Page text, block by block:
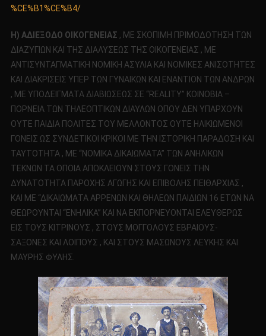
%CE%B1%CE%B4/
Η) ΑΔΙΕΞΟΔΟ ΟΙΚΟΓΕΝΕΙΑΣ , ΜΕ ΣΚΟΠΙΜΗ ΠΡΙΜΟΔΟΤΗΣΗ ΤΩΝ
ΔΙΑΖΥΓΙΩΝ ΚΑΙ ΤΗΣ ΔΙΑΛΥΣΕΩΣ ΤΗΣ ΟΙΚΟΓΕΝΕΙΑΣ , ΜΕ
ΑΝΤΙΣΥΝΤΑΓΜΑΤΙΚΗ ΝΟΜΙΚΗ ΑΣΥΛΙΑ ΚΑΙ ΝΟΜΙΚΕΣ ΑΝΙΣΟΤΗΤΕΣ
ΚΑΙ ΔΙΑΚΡΙΣΕΙΣ ΥΠΕΡ ΤΩΝ ΓΥΝΑΙΚΩΝ ΚΑΙ ΕΝΑΝΤΙΟΝ ΤΩΝ ΑΝΔΡΩΝ
, ΜΕ ΥΠΟΔΕΙΓΜΑΤΑ ΔΙΑΒΙΩΣΕΩΣ ΣΕ “REALITY” ΚΟΙΝΟΒΙΑ –
ΠΟΡΝΕΙΑ ΤΩΝ ΤΗΛΕΟΠΤΙΚΩΝ ΔΙΑΥΛΩΝ ΟΠΟΥ ΔΕΝ ΥΠΑΡΧΟΥΝ
ΟΥΤΕ ΠΑΙΔΙΑ ΠΟΛΙΤΕΣ ΤΟΥ ΜΕΛΛΟΝΤΟΣ ΟΥΤΕ ΗΛΙΚΙΩΜΕΝΟΙ
ΓΟΝΕΙΣ ΩΣ ΣΥΝΔΕΤΙΚΟΙ ΚΡΙΚΟΙ ΜΕ ΤΗΝ ΙΣΤΟΡΙΚΗ ΠΑΡΑΔΟΣΗ ΚΑΙ
ΤΑΥΤΟΤΗΤΑ , ΜΕ “ΝΟΜΙΚΑ ΔΙΚΑΙΩΜΑΤΑ” ΤΩΝ ΑΝΗΛΙΚΩΝ
ΤΕΚΝΩΝ ΤΑ ΟΠΟΙΑ ΑΠΟΚΛΕΙΟΥΝ ΣΤΟΥΣ ΓΟΝΕΙΣ ΤΗΝ
ΔΥΝΑΤΟΤΗΤΑ ΠΑΡΟΧΗΣ ΑΓΩΓΗΣ ΚΑΙ ΕΠΙΒΟΛΗΣ ΠΕΙΘΑΡΧΙΑΣ ,
ΚΑΙ ΜΕ “ΔΙΚΑΙΩΜΑΤΑ ΑΡΡΕΝΩΝ ΚΑΙ ΘΗΛΕΩΝ ΠΑΙΔΙΩΝ 16 ΕΤΩΝ ΝΑ
ΘΕΩΡΟΥΝΤΑΙ “ΕΝΗΛΙΚΑ” ΚΑΙ ΝΑ ΕΚΠΟΡΝΕΥΟΝΤΑΙ ΕΛΕΥΘΕΡΩΣ
ΕΙΣ ΤΟΥΣ ΚΙΤΡΙΝΟΥΣ , ΣΤΟΥΣ ΜΟΓΓΟΛΟΥΣ ΕΒΡΑΙΟΥΣ-
ΣΑΞΟΝΕΣ ΚΑΙ ΛΟΙΠΟΥΣ , ΚΑΙ ΣΤΟΥΣ ΜΑΣΩΝΟΥΣ ΛΕΥΚΗΣ ΚΑΙ
ΜΑΥΡΗΣ ΦΥΛΗΣ.